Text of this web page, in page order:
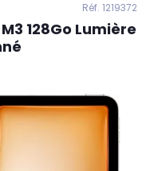
Réf. 1219372
M3 128Go Lumière